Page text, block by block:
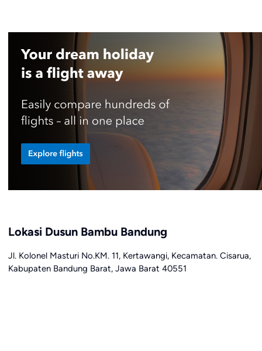
Lokasi Dusun Bambu Bandung
Jl. Kolonel Masturi No.KM. 11, Kertawangi, Kecamatan. Cisarua,
Kabupaten Bandung Barat, Jawa Barat 40551